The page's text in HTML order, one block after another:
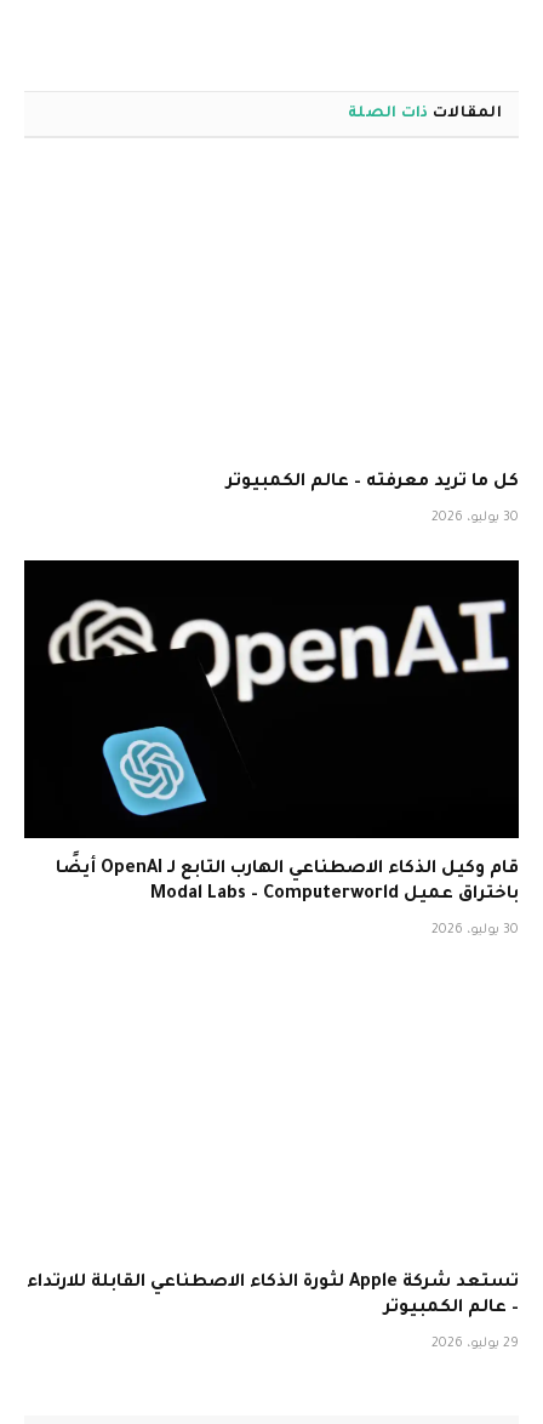
المقالات ذات الصلة
كل ما تريد معرفته – عالم الكمبيوتر
30 يوليو، 2026
قام وكيل الذكاء الاصطناعي الهارب التابع لـ OpenAI أيضًا
باختراق عميل Modal Labs – Computerworld
30 يوليو، 2026
تستعد شركة Apple لثورة الذكاء الاصطناعي القابلة للارتداء
– عالم الكمبيوتر
29 يوليو، 2026